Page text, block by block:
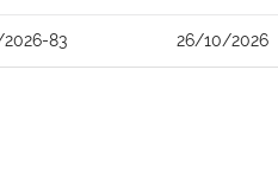
83 26/10/2026